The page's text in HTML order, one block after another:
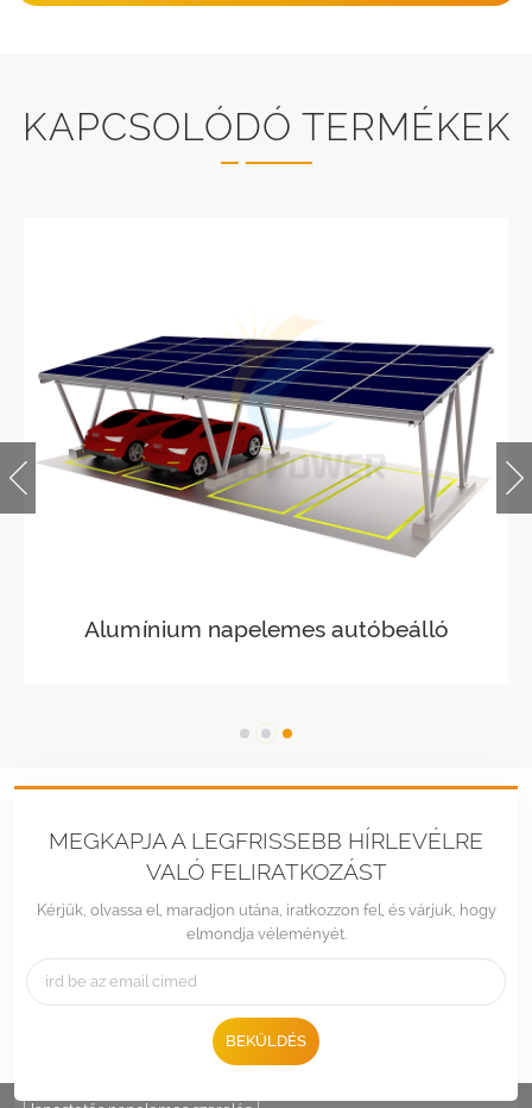
KAPCSOLÓDÓ TERMÉKEK
Vízálló napelemes autóbeálló
MEGKAPJA A LEGFRISSEBB HÍRLEVÉLRE
VALÓ FELIRATKOZÁST
Kérjük, olvassa el, maradjon utána, iratkozzon fel, és várjuk, hogy
elmondja véleményét.
BEKÜLDÉS
Tel : +86 -592-6212776
Email : Sales@LandpowerSolar.com
Add : Unit 206-9, No 15, Duiying Road, Jimei District, Xiamen, China